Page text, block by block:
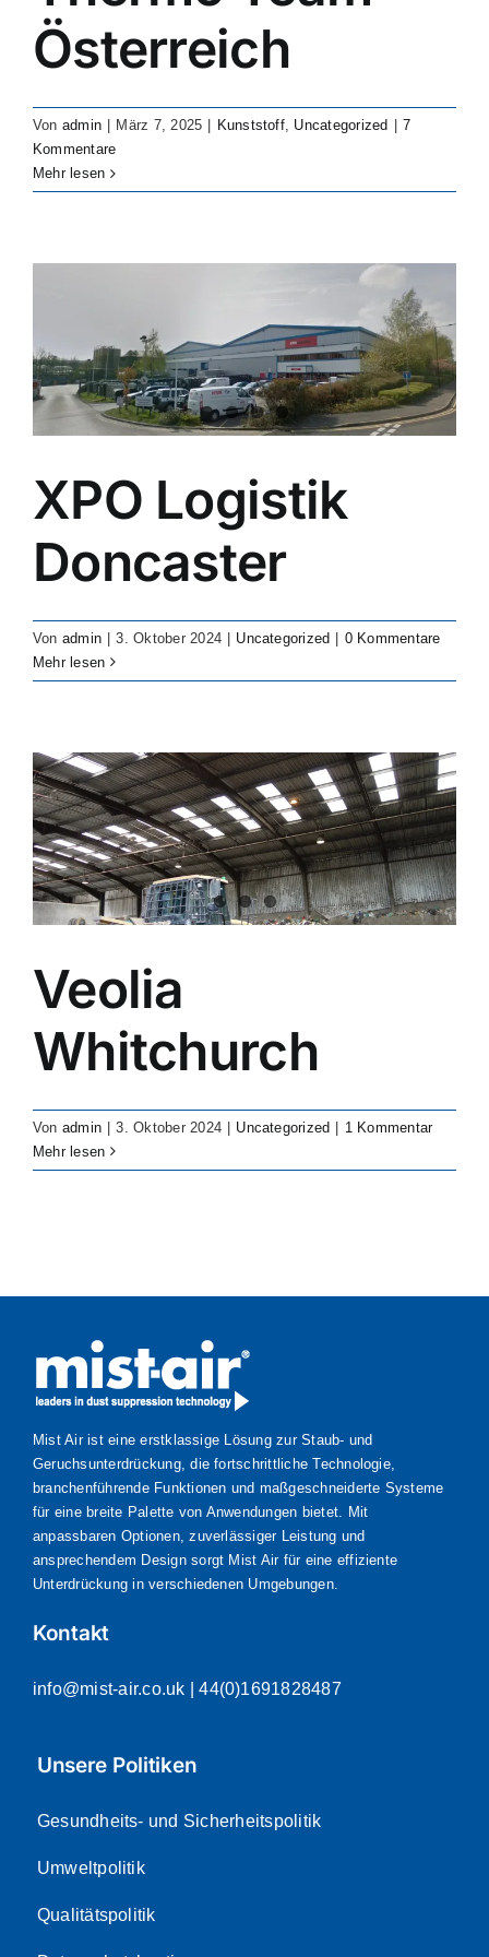
Von uns unterstützte Branchen
Ressourcen
Österreich
Von admin März 7, 2025 Kunststoff, Uncategorized
7
Kommentare
Mehr lesen
XPO Logistik
Doncaster
Von admin 3. Oktober 2024 Uncategorized
0 Kommentare
Mehr lesen
Veolia
Whitchurch
Von admin | 3. Oktober 2024 | Uncategorized | 1 Kommentar
Mehr lesen
Mist Air ist eine erstklassige Lösung zur Staub- und
Geruchsunterdrückung, die fortschrittliche Technologie,
branchenführende Funktionen und maßgeschneiderte Systeme
für eine breite Palette von Anwendungen bietet. Mit
anpassbaren Optionen, zuverlässiger Leistung und
ansprechendem Design sorgt Mist Air für eine effiziente
Unterdrückung in verschiedenen Umgebungen.
Kontakt
info@mist-air.co.uk | 44(0)1691828487
Unsere Politiken
Gesundheits- und Sicherheitspolitik
Umweltpolitik
Qualitätspolitik